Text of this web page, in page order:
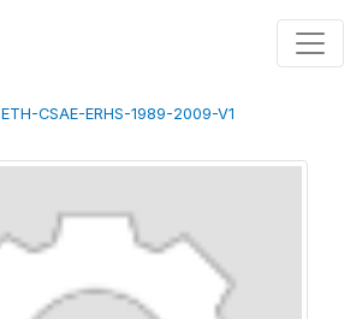
ETH-CSAE-ERHS-1989-2009-V1